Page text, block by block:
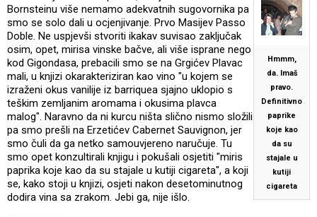
Hmmm,
da. Imaš
pravo.
Definitivno
paprike
koje kao
da su
stajale u
kutiji
cigareta
Bornsteinu više nemamo adekvatnih sugovornika pa
smo se solo dali u ocjenjivanje. Prvo Masijev Passo
Doble. Ne uspjevši stvoriti ikakav suvisao zaključak
osim, opet, mirisa vinske bačve, ali više isprane nego
kod Gigondasa, prebacili smo se na Grgićev Plavac
mali, u knjizi okarakteriziran kao vino "u kojem se
izraženi okus vanilije iz barriquea sjajno uklopio s
teškim zemljanim aromama i okusima plavca
malog". Naravno da ni kurcu ništa slično nismo složili
pa smo prešli na Erzetićev Cabernet Sauvignon, jer
smo čuli da ga netko samouvjereno naručuje. Tu
smo opet konzultirali knjigu i pokušali osjetiti "miris
paprika koje kao da su stajale u kutiji cigareta", a koji
se, kako stoji u knjizi, osjeti nakon desetominutnog
dodira vina sa zrakom. Jebi ga, nije išlo.